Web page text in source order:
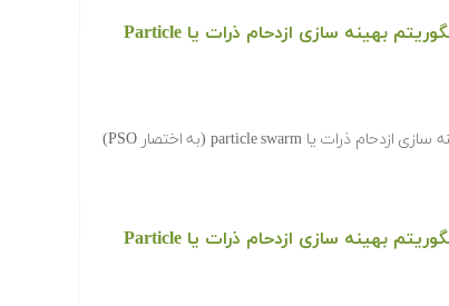
دانلود رایگان کدها و برنامه های آماده الگوریتم بهینه سازی ازدحام ذرات یا Particle
‫در ادامه کدها و برنامه های آماده الگوریتم بهینه سازی ازدحام ذرات یا particle swarm (به اختصار PSO)
دانلود رایگان کدها و برنامه های آماده الگوریتم بهینه سازی ازدحام ذرات یا Particle